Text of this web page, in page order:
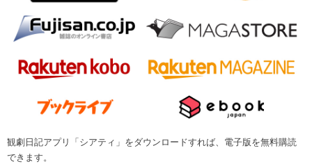
観劇日記アプリ「シアティ」をダウンロードすれば、電子版を無料購読
できます。